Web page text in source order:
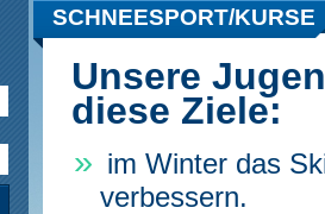
SCHNEESPORT/KURSE
Unsere
diese Ziele:
im Winter das
verbessern.